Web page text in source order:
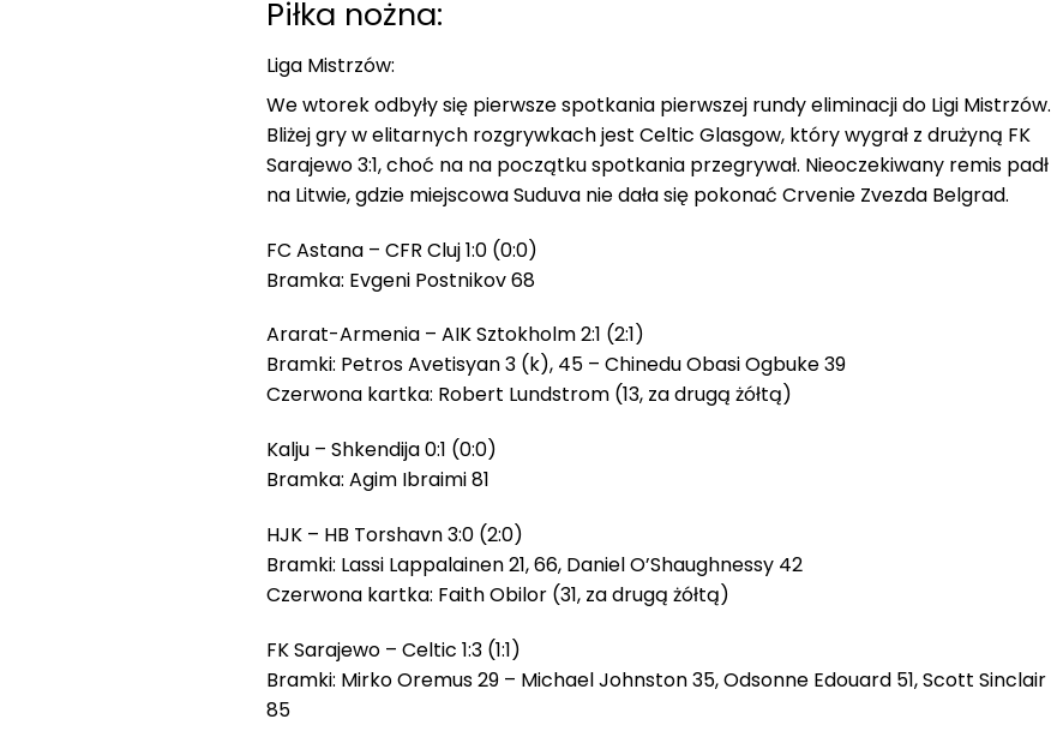
Piłka nożna:
Liga Mistrzów:
We wtorek odbyły się pierwsze spotkania pierwszej rundy eliminacji do Ligi Mistrzów.
Bliżej gry w elitarnych rozgrywkach jest Celtic Glasgow, który wygrał z drużyną FK
Sarajewo 3:1, choć na na początku spotkania przegrywał. Nieoczekiwany remis padł
na Litwie, gdzie miejscowa Suduva nie dała się pokonać Crvenie Zvezda Belgrad.
FC Astana – CFR Cluj 1:0 (0:0)
Bramka: Evgeni Postnikov 68
Ararat-Armenia – AIK Sztokholm 2:1 (2:1)
Bramki: Petros Avetisyan 3 (k), 45 – Chinedu Obasi Ogbuke 39
Czerwona kartka: Robert Lundstrom (13, za drugą żółtą)
Kalju – Shkendija 0:1 (0:0)
Bramka: Agim Ibraimi 81
HJK – HB Torshavn 3:0 (2:0)
Bramki: Lassi Lappalainen 21, 66, Daniel O’Shaughnessy 42
Czerwona kartka: Faith Obilor (31, za drugą żółtą)
FK Sarajewo – Celtic 1:3 (1:1)
Bramki: Mirko Oremus 29 – Michael Johnston 35, Odsonne Edouard 51, Scott Sinclair
85